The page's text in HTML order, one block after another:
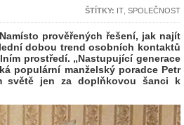
ŠTÍTKY: IT SPOLEČNOST
prověřených řešení, jak najít
dobou trend osobních kontaktů
prostředí. „Nastupující generace
populární manželský poradce Petr
světě jen za doplňkovou šanci k